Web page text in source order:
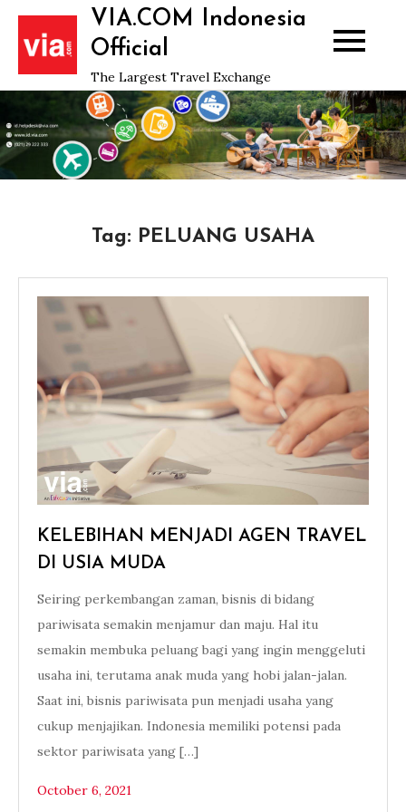
Skip
content
VIA.COM Indonesia
Official
The Largest Travel Exchange
Tag: PELUANG USAHA
KELEBIHAN MENJADI AGEN TRAVEL
DI USIA MUDA
Seiring perkembangan zaman, bisnis di bidang
pariwisata semakin menjamur dan maju. Hal itu
semakin membuka peluang bagi yang ingin menggeluti
usaha ini, terutama anak muda yang hobi jalan-jalan.
Saat ini, bisnis pariwisata pun menjadi usaha yang
cukup menjajikan. Indonesia memiliki potensi pada
sektor pariwisata yang […]
October 6, 2021